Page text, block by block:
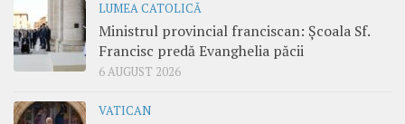
LUMEA CATOLICĂ
Ministrul provincial franciscan: Școala Sf.
Francisc predă Evanghelia păcii
6 AUGUST 2026
VATICAN